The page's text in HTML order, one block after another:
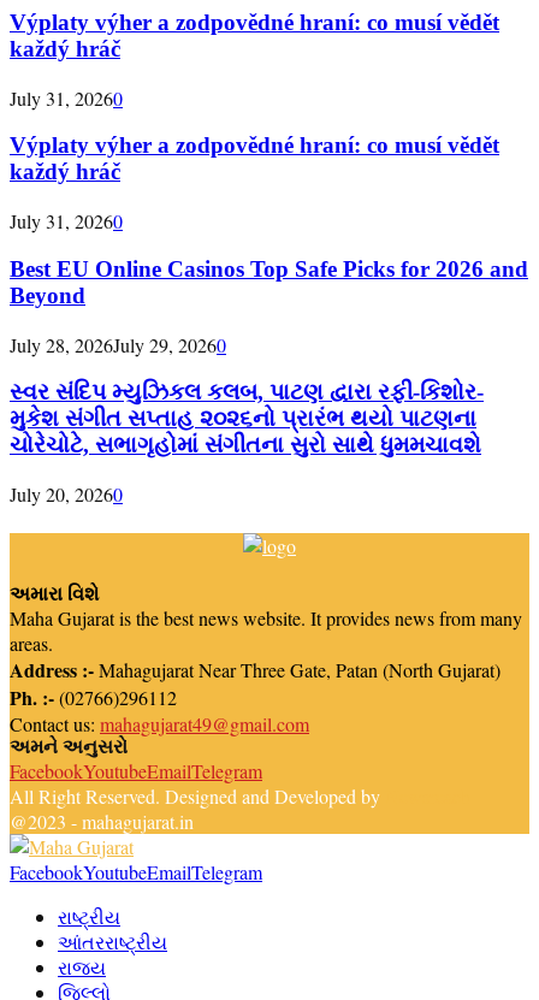
Výplaty výher a zodpovědné hraní: co musí vědět
každý hráč
July 31, 20260
Výplaty výher a zodpovědné hraní: co musí vědět
každý hráč
July 31, 20260
Best EU Online Casinos Top Safe Picks for 2026 and
Beyond
July 28, 2026July 29, 20260
સ્વર સંદિપ મ્યુઝિકલ કલબ, પાટણ દ્વારા રફી-કિશોર-
મુકેશ સંગીત સપ્તાહ ૨૦૨૬નો પ્રારંભ થયો પાટણના
ચોરેચોટે, સભાગૃહોમાં સંગીતના સુરો સાથે ધુમમચાવશે
July 20, 20260
અમારા વિશે
Maha Gujarat is the best news website. It provides news from many
areas.
Address :-Mahagujarat Near Three Gate, Patan (North Gujarat)
Ph. :-(02766)296112
Contact us: mahagujarat49@gmail.com
અમને અનુસરો
FacebookYoutubeEmailTelegram
All Right Reserved. Designed and Developed by
@2023 - mahagujarat.in
FacebookYoutubeEmailTelegram
રાષ્ટ્રીય
આંતરરાષ્ટ્રીય
રાજ્ય
જિલ્લો